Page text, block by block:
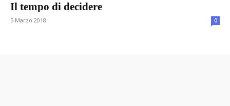
Il tempo di decidere
5 Marzo 2018 0